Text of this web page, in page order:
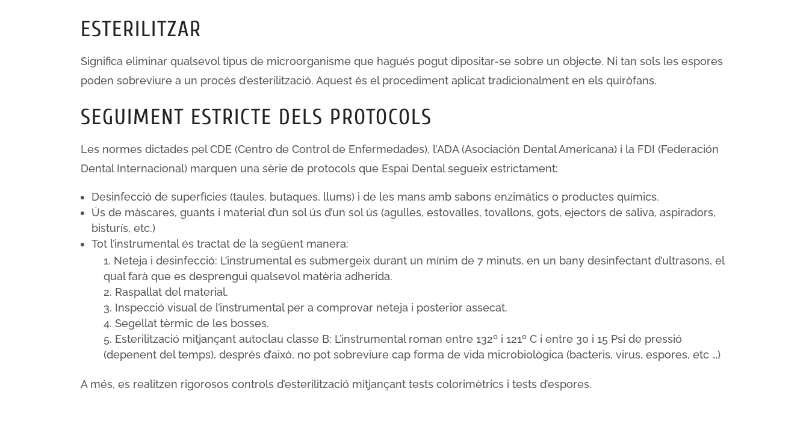
ESTERILITZAR
Significa eliminar qualsevol tipus de microorganisme que hagués pogut dipositar-se sobre un objecte. Ni tan sols les espores
poden sobreviure a un procés d’esterilització. Aquest és el procediment aplicat tradicionalment en els quiròfans.
SEGUIMENT ESTRICTE DELS PROTOCOLS
Les normes dictades pel CDE (Centro de Control de Enfermedades), l’ADA (Asociación Dental Americana) i la FDI (Federación
Dental Internacional) marquen una sèrie de protocols que Espai Dental segueix estrictament:
Desinfecció de superfícies (taules, butaques, llums) i de les mans amb sabons enzimàtics o productes químics.
Ús de màscares, guants i material d’un sol ús d’un sol ús (agulles, estovalles, tovallons, gots, ejectors de saliva, aspiradors,
bisturís, etc.)
Tot l’instrumental és tractat de la següent manera:
Neteja i desinfecció: L’instrumental es submergeix durant un mínim de 7 minuts, en un bany desinfectant d’ultrasons, el
qual farà que es desprengui qualsevol matèria adherida.
Raspallat del material.
Inspecció visual de l’instrumental per a comprovar neteja i posterior assecat.
Segellat tèrmic de les bosses.
Esterilització mitjançant autoclau classe B: L’instrumental roman entre 132º i 121º C i entre 30 i 15 Psi de pressió
(depenent del temps), després d’això, no pot sobreviure cap forma de vida microbiològica (bacteris, virus, espores, etc …)
A més, es realitzen rigorosos controls d’esterilització mitjançant tests colorimètrics i tests d’espores.